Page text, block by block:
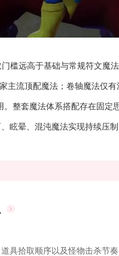
槛远高于基础与常规符文魔
主流顶配魔法；卷轴魔法仅
整套魔法体系搭配存在固
眩晕、混沌魔法实现持续压
具拾取顺序以及怪物击杀节